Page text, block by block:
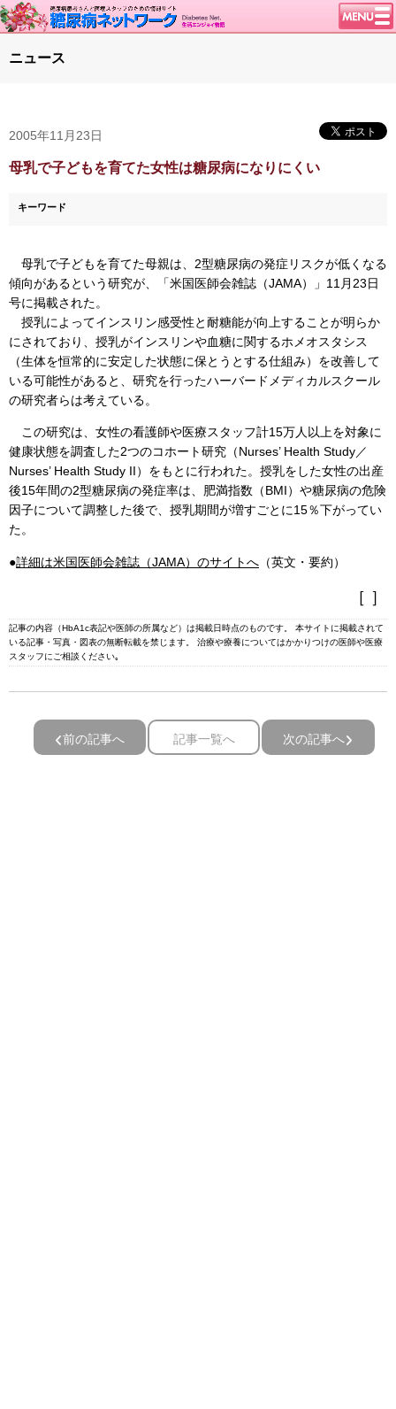
談話室BBS
糖尿病のきほん
血糖トレンド
グリコアルブミン
特集・連載 一覧へ
1型ライフ
ニュース
2005年11月23日
母乳で子どもを育てた女性は糖尿病になりにくい
キーワード
母乳で子どもを育てた母親は、2型糖尿病の発症リスクが低くなる
傾向があるという研究が、「米国医師会雑誌（JAMA）」11月23日
号に掲載された。
授乳によってインスリン感受性と耐糖能が向上することが明らか
にされており、授乳がインスリンや血糖に関するホメオスタシス
（生体を恒常的に安定した状態に保とうとする仕組み）を改善して
いる可能性があると、研究を行ったハーバードメディカルスクール
の研究者らは考えている。
この研究は、女性の看護師や医療スタッフ計15万人以上を対象に
健康状態を調査した2つのコホート研究（Nurses’ Health Study／
Nurses’ Health Study II）をもとに行われた。授乳をした女性の出産
後15年間の2型糖尿病の発症率は、肥満指数（BMI）や糖尿病の危険
因子について調整した後で、授乳期間が増すごとに15％下がってい
た。
●詳細は米国医師会雑誌（JAMA）のサイトへ （英文・要約）
［ ］
記事の内容（HbA1c表記や医師の所属など）は掲載日時点のものです。 本サイトに掲載されて
いる記事・写真・図表の無断転載を禁じます。 治療や療養についてはかかりつけの医師や医療
スタッフにご相談ください｡
前の記事へ 記事一覧へ 次の記事へ